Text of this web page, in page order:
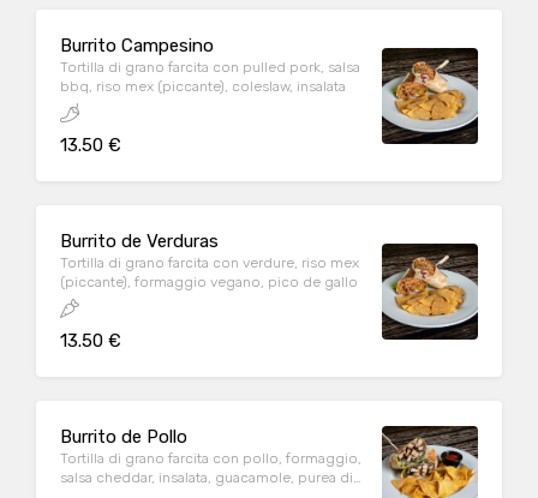
Burrito Campesino
Tortilla di grano farcita con pulled pork, salsa
bbq, riso mex (piccante), coleslaw, insalata
13.50 €
Burrito de Verduras
Tortilla di grano farcita con verdure, riso mex
(piccante), formaggio vegano, pico de gallo
13.50 €
Burrito de Pollo
Tortilla di grano farcita con pollo, formaggio,
salsa cheddar, insalata, guacamole, purea di